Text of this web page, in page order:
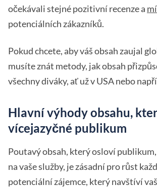
očekávali stejné pozitivní recenze a
potenciálních zákazníků.
Pokud chcete, aby váš obsah zaujal
musíte znát metody, jak obsah
všechny diváky, ať už v USA nebo
Hlavní výhody obsahu,
vícejazyčné publikum
Poutavý obsah, který osloví
na vaše služby, je zásadní pro růst
potenciální zájemce, který navštíví